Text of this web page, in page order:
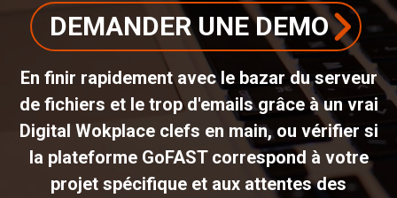
DEMANDER UNE DEMO
En finir rapidement avec le bazar du serveur
de fichiers et le trop d'emails grâce à un vrai
Digital Wokplace clefs en main, ou vérifier si
la plateforme GoFAST correspond à votre
projet spécifique et aux attentes des